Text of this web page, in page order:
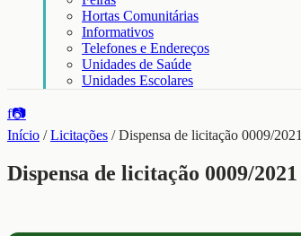
Hortas Comunitárias
Informativos
Telefones e Endereços
Unidades de Saúde
Unidades Escolares
f📷
Início /Licitações /Dispensa de licitação 0009/2021
Dispensa de licitação 0009/2021